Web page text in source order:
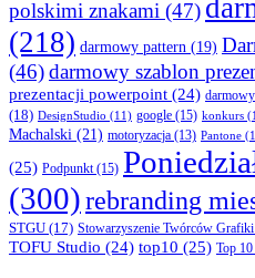
polskimi znakami (47)
(218) darmowy pattern (19)
(46)darmowy szablon
prezentacji powerpoint (24)
(18) DesignStudio (11) google (15) konkurs
Machalski (21) motoryzacja (13) Pantone
(25) Podpunkt (15)
(300)rebranding
STGU (17) Stowarzyszenie Twórców
TOFU Studio (24) top10 (25) Top 10